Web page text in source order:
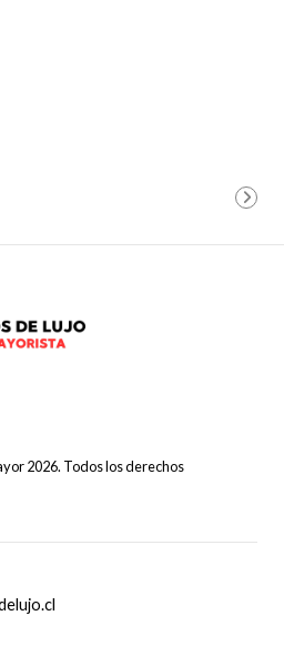
2026. Todos los derechos